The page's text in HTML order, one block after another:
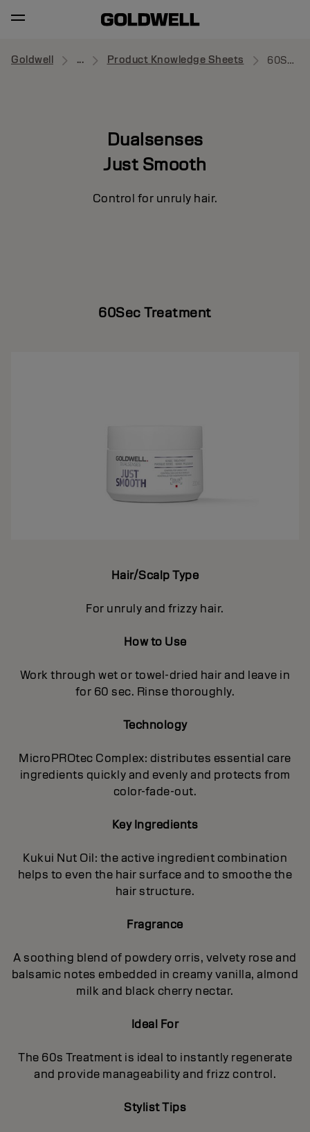
Goldwell ... Product Knowledge Sheets 60Sec Treatment
Dualsenses
Just Smooth
Control for unruly hair.
60Sec Treatment
Hair/Scalp Type
For unruly and frizzy hair.
How to Use
Work through wet or towel-dried hair and leave in
for 60 sec. Rinse thoroughly.
Technology
MicroPROtec Complex: distributes essential care
ingredients quickly and evenly and protects from
color-fade-out.
Key Ingredients
Kukui Nut Oil: the active ingredient combination
helps to even the hair surface and to smoothe the
hair structure.
Fragrance
A soothing blend of powdery orris, velvety rose and
balsamic notes embedded in creamy vanilla, almond
milk and black cherry nectar.
Ideal For
The 60s Treatment is ideal to instantly regenerate
and provide manageability and frizz control.
Stylist Tips